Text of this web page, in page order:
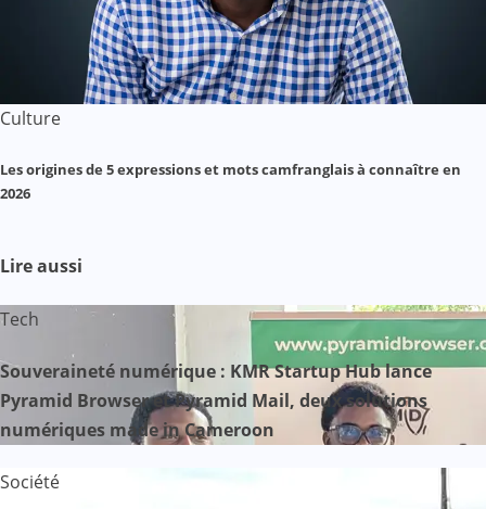
Culture
Les origines de 5 expressions et mots camfranglais à connaître en
2026
Lire aussi
Tech
Souveraineté numérique : KMR Startup Hub lance
Pyramid Browser et Pyramid Mail, deux solutions
numériques made in Cameroon
Société